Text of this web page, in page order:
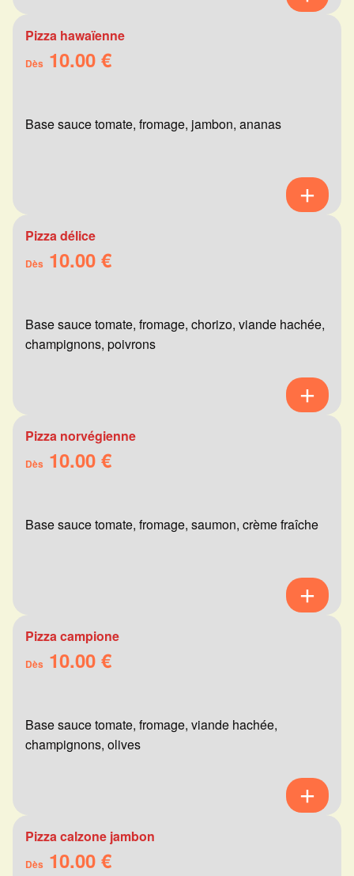
Pizza hawaïenne
Dès 10.00 €
Base sauce tomate, fromage, jambon, ananas
Pizza délice
Dès 10.00 €
Base sauce tomate, fromage, chorizo, viande hachée,
champignons, poivrons
Pizza norvégienne
Dès 10.00 €
Base sauce tomate, fromage, saumon, crème fraîche
Pizza campione
Dès 10.00 €
Base sauce tomate, fromage, viande hachée,
champignons, olives
Pizza calzone jambon
Dès 10.00 €